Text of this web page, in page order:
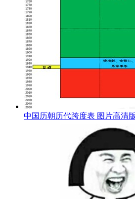
中国历朝历代跨度表 图片高清